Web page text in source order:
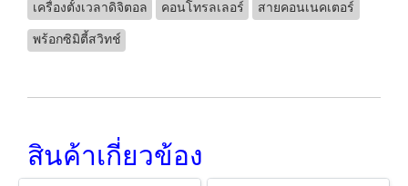
เครื่องตั้งเวลาดิจิตอล คอนโทรลเลอร์ สายคอนเนคเตอร์
พร้อกซิมิตี้สวิทช์
สินค้าเกี่ยวข้อง